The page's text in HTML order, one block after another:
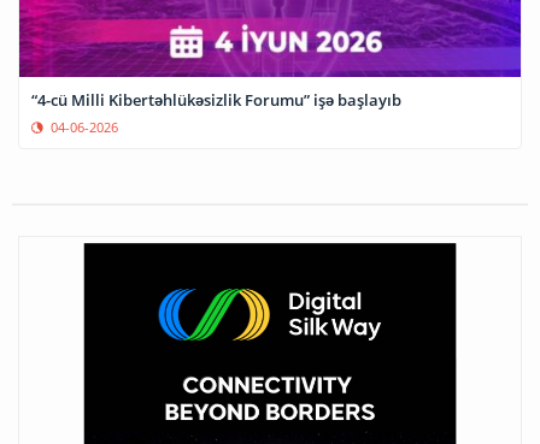
“4-cü Milli Kibertəhlükəsizlik Forumu” işə başlayıb
04-06-2026